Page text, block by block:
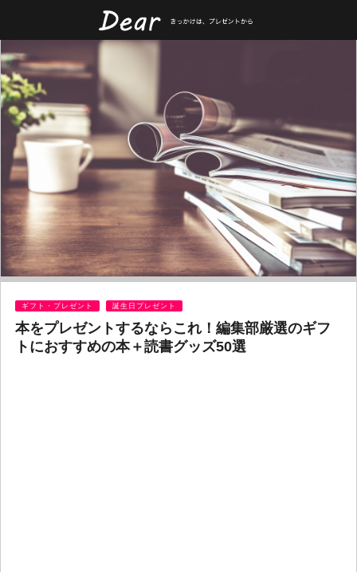
ギフト・プレゼント 誕生日プレゼント
本をプレゼントするならこれ！編集部厳選のギフ
トにおすすめの本＋読書グッズ50選